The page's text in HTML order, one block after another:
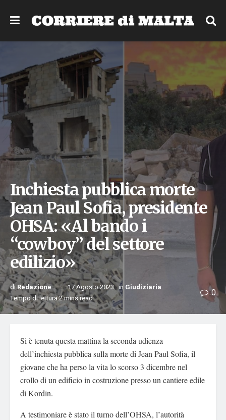
Inchiesta pubblica morte
Jean Paul Sofia, presidente
OHSA: «Al bando i
“cowboy” del settore
edilizio»
diRedazione 17 Agosto 2023 in Giudiziaria
Tempo di lettura:2 mins read
0
Si è tenuta questa mattina la seconda udienza
dell’inchiesta pubblica sulla morte di Jean Paul Sofia, il
giovane che ha perso la vita lo scorso 3 dicembre nel
crollo di un edificio in costruzione presso un cantiere edile
di Kordin.
A testimoniare è stato il turno dell’OHSA, l’autorità